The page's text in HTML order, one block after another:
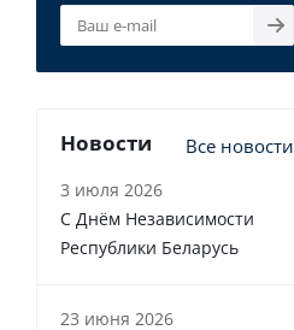
Новости Все новости
3 июля 2026
С Днём Независимости
Республики Беларусь
23 июня 2026